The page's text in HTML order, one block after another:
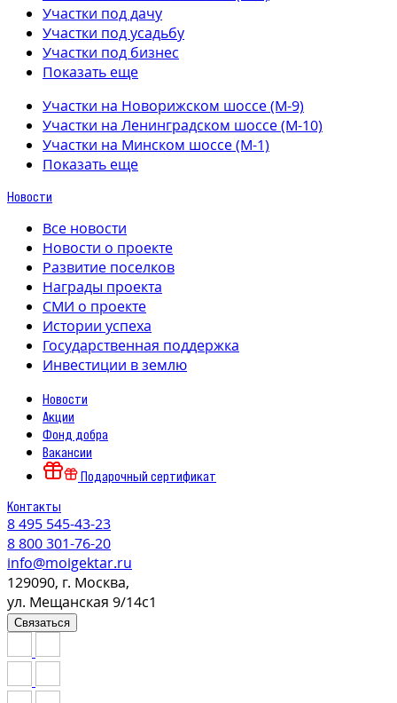
Участки под дачу
Участки под усадьбу
Участки под бизнес
Показать еще
Участки на Новорижском шоссе (М-9)
Участки на Ленинградском шоссе (М-10)
Участки на Минском шоссе (М-1)
Показать еще
Новости
Все новости
Новости о проекте
Развитие поселков
Награды проекта
СМИ о проекте
Истории успеха
Государственная поддержка
Инвестиции в землю
Новости
Акции
Фонд добра
Вакансии
Подарочный сертификат
Контакты
8 495 545-43-23
8 800 301-76-20
info@moigektar.ru
129090, г. Москва,
ул. Мещанская 9/14с1
Связаться